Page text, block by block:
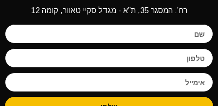
רח’: המסגר 35, ת”א - מגדל סקיי טאוור, קומה 12